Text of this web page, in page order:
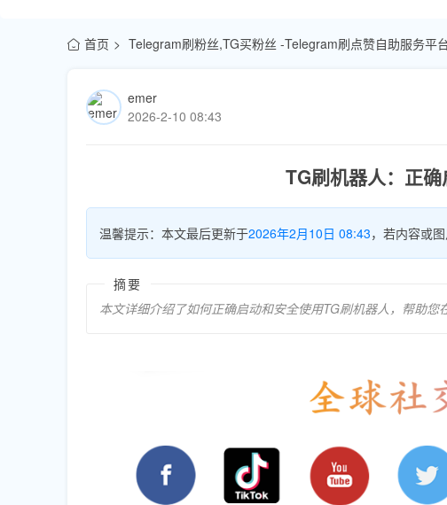
首页 Telegram刷粉丝,TG买粉丝 -Telegram刷点赞自助服务平
emer
2026-2-10 08:43
TG刷机器人：正
温馨提示：本文最后更新于2026年2月10日 08:43，若内容或
摘要
本文详细介绍了如何正确启动和安全使用TG刷机器人，帮助